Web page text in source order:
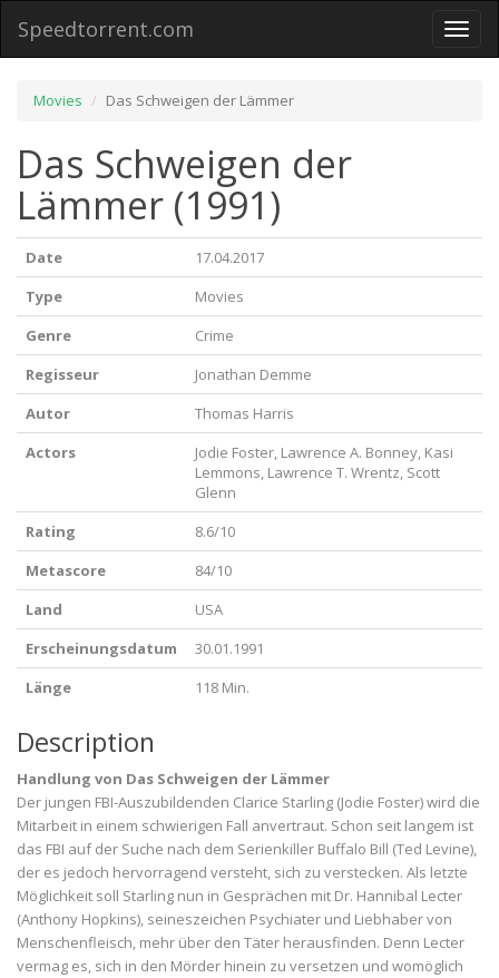
Toggle
Speedtorrent.com
Movies Das Schweigen der Lämmer
Das Schweigen der
Lämmer (1991)
Date
17.04.2017
Type
Movies
Genre
Crime
Regisseur
Jonathan Demme
Autor
Thomas Harris
Actors
Jodie Foster, Lawrence A. Bonney, Kasi
Lemmons, Lawrence T. Wrentz, Scott
Glenn
Rating
8.6/10
Metascore
84/10
Land
USA
Erscheinungsdatum
30.01.1991
Länge
118 Min.
Description
Handlung von Das Schweigen der Lämmer
Der jungen FBI-Auszubildenden Clarice Starling (Jodie Foster) wird die
Mitarbeit in einem schwierigen Fall anvertraut. Schon seit langem ist
das FBI auf der Suche nach dem Serienkiller Buffalo Bill (Ted Levine),
der es jedoch hervorragend versteht, sich zu verstecken. Als letzte
Möglichkeit soll Starling nun in Gesprächen mit Dr. Hannibal Lecter
(Anthony Hopkins), seineszeichen Psychiater und Liebhaber von
Menschenfleisch, mehr über den Täter herausfinden. Denn Lecter
vermag es, sich in den Mörder hinein zu versetzen und womöglich